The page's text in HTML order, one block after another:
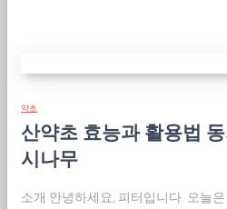
약초
산약초 효능과 활용법
시나무
소개 안녕하세요, 피터입니다. 오늘